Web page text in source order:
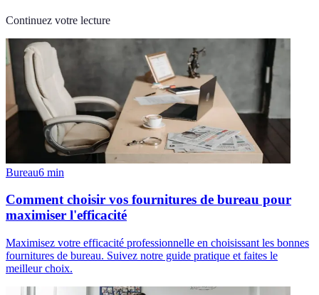
Continuez votre lecture
Bureau6 min
Comment choisir vos fournitures de bureau pour
maximiser l'efficacité
Maximisez votre efficacité professionnelle en choisissant les bonnes
fournitures de bureau. Suivez notre guide pratique et faites le
meilleur choix.